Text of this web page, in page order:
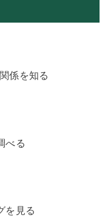
係を知る
べる
を見る